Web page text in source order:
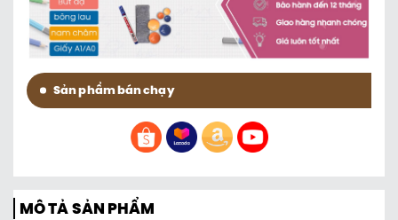
Sản phẩm bán chạy
MÔ TẢ SẢN PHẨM